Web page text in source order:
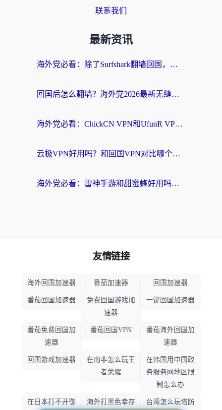
联系我们
最新资讯
海外党必看：除了Surfshark翻墙回国，这些加速器选择技巧你真的懂吗？
回国后怎么翻墙？海外党2026最新无缝访问国内资源全攻略（附对比实测）
海外党必看：ChickCN VPN和UfunR VPN对比哪个回国效果更好？附实用选择指南
云极VPN好用吗？和回国VPN对比哪个回国效果更好？海外党亲测避坑指南
海外党必看：雷神手游和甜蜜蜂好用吗？3步选对回国加速器无缝刷国内资源
友情链接
海外回国加速器 番茄加速器 回国加速器
番茄回国加速器
免费回国游戏加
速器
一键回国加速器
番茄免费回国加
速器
番茄回国VPN
番茄海外回国加
速器
回国游戏加速器
在南非怎么玩王
者荣耀
在韩国用中国政
务服务网地区限
制怎么办
在日本打不开御 海外打黑色幸存 台湾怎么玩塔防